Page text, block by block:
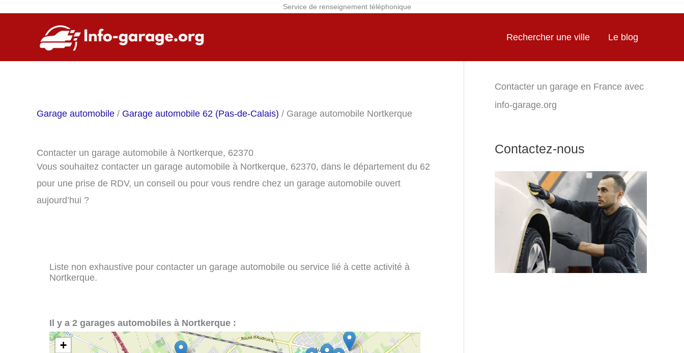
Service de renseignement téléphonique
Rechercher une ville Le blog
Garage automobile / Garage automobile 62 (Pas-de-Calais) / Garage automobile Nortkerque
Contacter un garage automobile à Nortkerque, 62370
Vous souhaitez contacter un garage automobile à Nortkerque, 62370, dans le département du 62
pour une prise de RDV, un conseil ou pour vous rendre chez un garage automobile ouvert
aujourd’hui ?
Liste non exhaustive pour contacter un garage automobile ou service lié à cette activité à
Nortkerque.
Il y a 2 garages automobiles à Nortkerque :
+
Contacter un garage en France avec
info-garage.org
Contactez-nous